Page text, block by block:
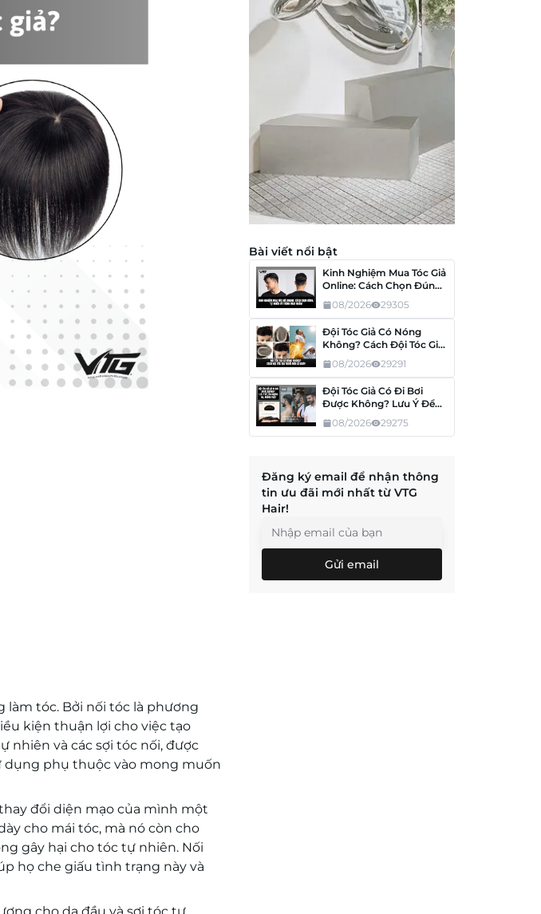
tóc. Bởi nối tóc là phương
kiện thuận lợi cho việc tạo
nhiên và các sợi tóc nối, được
dụng phụ thuộc vào mong muốn
đổi diện mạo của mình một
cho mái tóc, mà nó còn cho
gây hại cho tóc tự nhiên. Nối
họ che giấu tình trạng này và
Bài viết nổi bật
Kinh Nghiệm Mua Tóc Giả
Online: Cách Chọn Đúng,
Tránh Mua Nhầm
08/2026 29305
Đội Tóc Giả Có Nóng
Không? Cách Đội Tóc Giả
Thoải Mái Cả Ngày
08/2026 29291
Đội Tóc Giả Có Đi Bơi
Được Không? Lưu Ý Để
Tóc Không Hư, Không
Tuột
08/2026 29275
Đăng ký email để nhận thông
tin ưu đãi mới nhất từ VTG
Hair!
Gửi email